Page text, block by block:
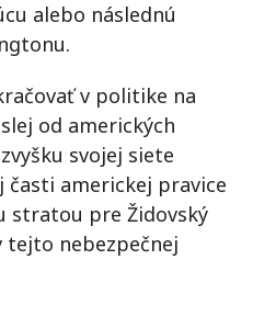
alebo následnú
v politike na
od amerických
svojej siete
časti americkej pravice
stratou pre Židovský
nebezpečnej